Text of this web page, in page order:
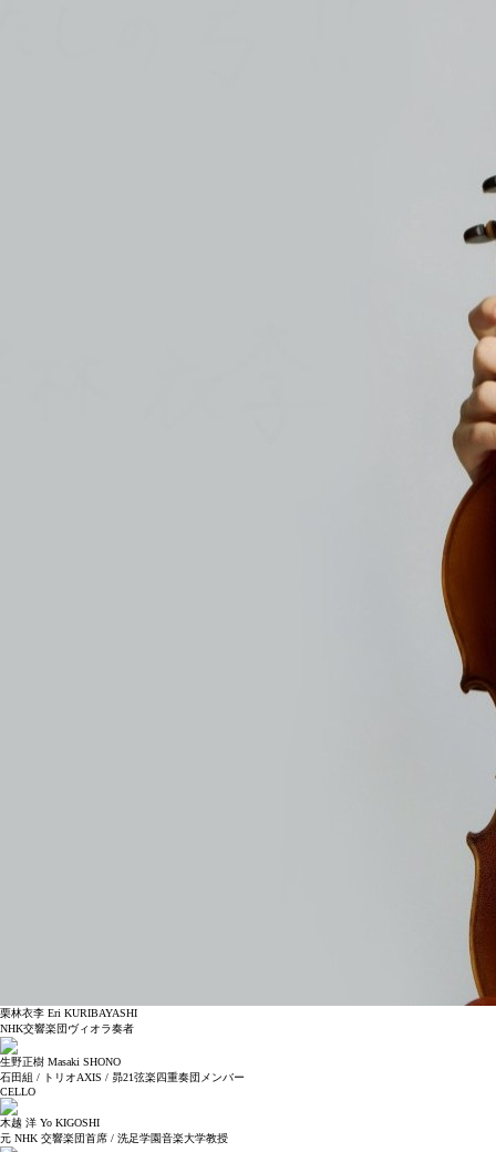
栗林衣李 Eri KURIBAYASHI
NHK交響楽団ヴィオラ奏者
生野正樹 Masaki SHONO
石田組 / トリオAXIS / 昴21弦楽四重奏団メンバー
CELLO
木越 洋 Yo KIGOSHI
元 NHK 交響楽団首席 / 洗足学園音楽大学教授